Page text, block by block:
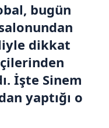
, bugün
dikkat
İşte Sinem
yaptığı o